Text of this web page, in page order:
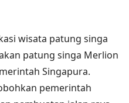
wisata patung singa
patung singa Merlion
Singapura.
pemerintah